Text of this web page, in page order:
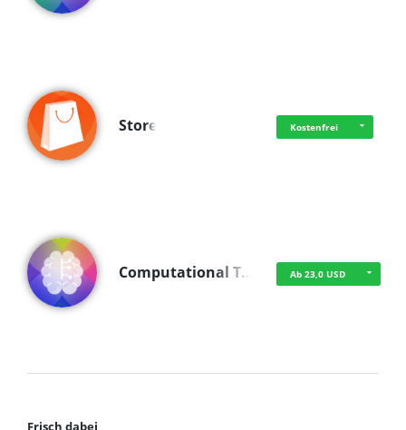
Store Kostenfrei
Computational T… Ab 23,0 USD
Frisch dabei